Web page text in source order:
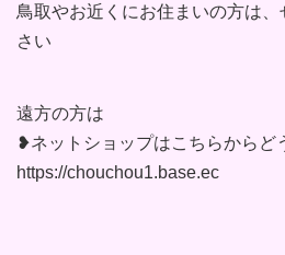
鳥取やお近くにお住まいの方は
さい
遠方の方は
❥ネットショップはこちらからど
https://chouchou1.base.ec